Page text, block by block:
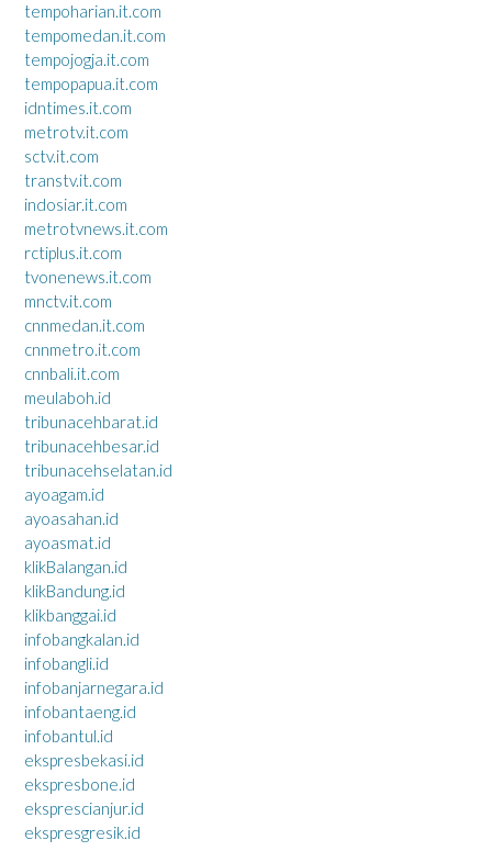
tempoharian.it.com
tempomedan.it.com
tempojogja.it.com
tempopapua.it.com
idntimes.it.com
metrotv.it.com
sctv.it.com
transtv.it.com
indosiar.it.com
metrotvnews.it.com
rctiplus.it.com
tvonenews.it.com
mnctv.it.com
cnnmedan.it.com
cnnmetro.it.com
cnnbali.it.com
meulaboh.id
tribunacehbarat.id
tribunacehbesar.id
tribunacehselatan.id
ayoagam.id
ayoasahan.id
ayoasmat.id
klikBalangan.id
klikBandung.id
klikbanggai.id
infobangkalan.id
infobangli.id
infobanjarnegara.id
infobantaeng.id
infobantul.id
ekspresbekasi.id
ekspresbone.id
eksprescianjur.id
ekspresgresik.id